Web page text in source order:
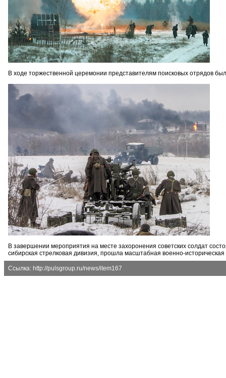
В ходе торжественной церемонии представителям поисковых отрядов
В завершении мероприятия на месте захоронения советских солдат
сибирская стрелковая дивизия, прошла масштабная военно-историческая
Ссылка: http://pulsgroup.ru/news/item167